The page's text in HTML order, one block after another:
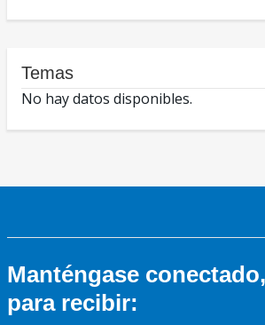
Temas
No hay datos disponibles.
Manténgase
para recibir: